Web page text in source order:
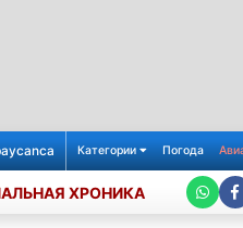
Категории Погода
ХРОНИКА